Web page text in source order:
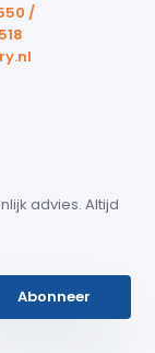
/
advies. Altijd
Abonneer